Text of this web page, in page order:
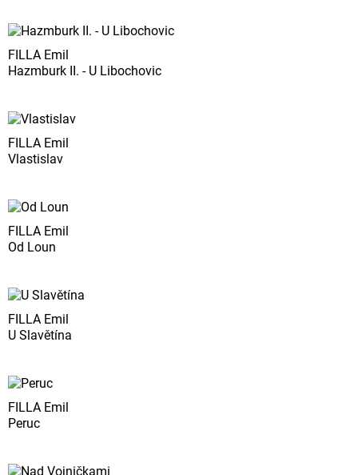
FILLA Emil
Hazmburk II. - U Libochovic
FILLA Emil
Vlastislav
FILLA Emil
Od Loun
FILLA Emil
U Slavětína
FILLA Emil
Peruc